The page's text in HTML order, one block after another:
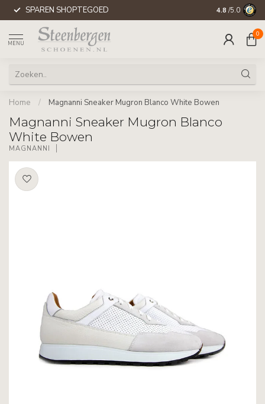
SPAREN SHOPTEGOED 4.8 /5.0
MENU
0
Home / Magnanni Sneaker Mugron Blanco White Bowen
Magnanni Sneaker Mugron Blanco
White Bowen
MAGNANNI